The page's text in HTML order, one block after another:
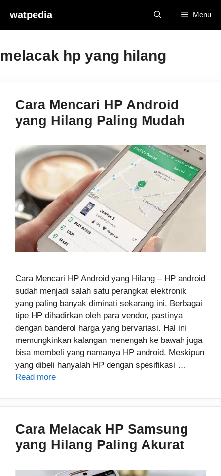
content
watpedia Menu
melacak hp yang hilang
Cara Mencari HP Android
yang Hilang Paling Mudah
Cara Mencari HP Android yang Hilang – HP android
sudah menjadi salah satu perangkat elektronik
yang paling banyak diminati sekarang ini. Berbagai
tipe HP dihadirkan oleh para vendor, pastinya
dengan banderol harga yang bervariasi. Hal ini
memungkinkan kalangan menengah ke bawah juga
bisa membeli yang namanya HP android. Meskipun
yang dibeli hanyalah HP dengan spesifikasi …
Read more
Cara Melacak HP Samsung
yang Hilang Paling Akurat